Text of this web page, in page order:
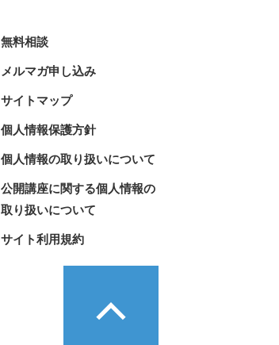
無料相談
メルマガ申し込み
サイトマップ
個人情報保護方針
個人情報の取り扱いについて
公開講座に関する個人情報の
取り扱いについて
サイト利用規約